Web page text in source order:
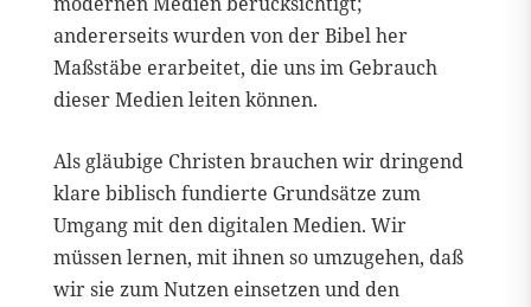
andererseits wurden von der Bibel her
Maßstäbe erarbeitet, die uns im Gebrauch
dieser Medien leiten können.
Als gläubige Christen brauchen wir dringend
klare biblisch fundierte Grundsätze zum
Umgang mit den digitalen Medien. Wir
müssen lernen, mit ihnen so umzugehen, daß
wir sie zum Nutzen einsetzen und den